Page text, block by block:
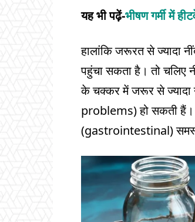
यह भी पढ़ें-भीषण गर्मी में
हालांकि जरूरत से ज्यादा
पहुंचा सकता है। तो चलिए
के चक्कर में जरूर से ज्यादा
problems) हो सकती हैं।
(gastrointestinal)